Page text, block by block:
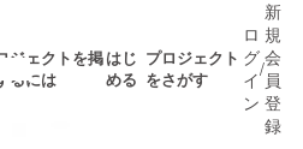
ジェクトを掲
るには
はじ
める
プロジェクト
をさがす
ロ
グ
イ
ン
/
新
規
会
員
登
録